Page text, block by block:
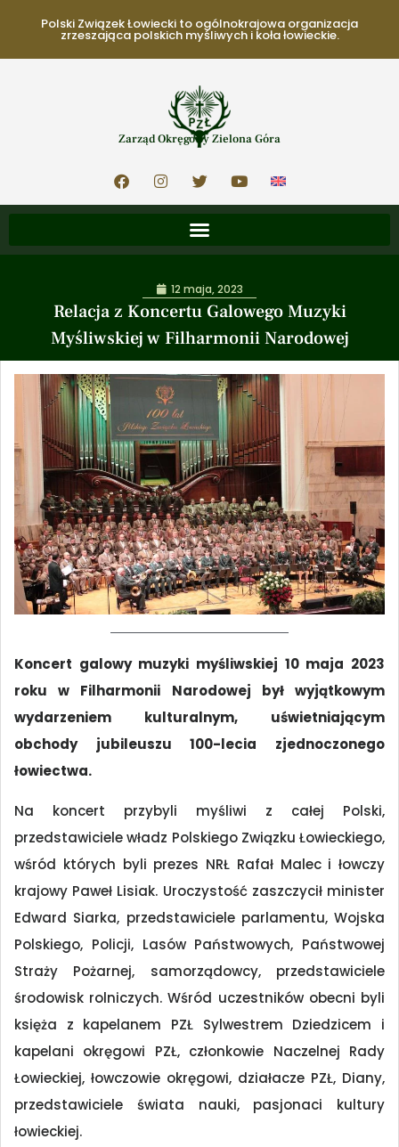
Polski Związek Łowiecki to ogólnokrajowa organizacja
zrzeszająca polskich myśliwych i koła łowieckie.
Zarząd Okręgowy Zielona Góra
Relacja z Koncertu Galowego Muzyki
Myśliwskiej w Filharmonii Narodowej
12 maja, 2023
Koncert galowy muzyki myśliwskiej 10 maja 2023
roku w Filharmonii Narodowej był wyjątkowym
wydarzeniem kulturalnym, uświetniającym
obchody jubileuszu 100-lecia zjednoczonego
łowiectwa.
Na koncert przybyli myśliwi z całej Polski,
przedstawiciele władz Polskiego Związku Łowieckiego,
wśród których byli prezes NRŁ Rafał Malec i łowczy
krajowy Paweł Lisiak. Uroczystość zaszczycił minister
Edward Siarka, przedstawiciele parlamentu, Wojska
Polskiego, Policji, Lasów Państwowych, Państwowej
Straży Pożarnej, samorządowcy, przedstawiciele
środowisk rolniczych. Wśród uczestników obecni byli
księża z kapelanem PZŁ Sylwestrem Dziedzicem i
kapelani okręgowi PZŁ, członkowie Naczelnej Rady
Łowieckiej, łowczowie okręgowi, działacze PZŁ, Diany,
przedstawiciele świata nauki, pasjonaci kultury
łowieckiej.